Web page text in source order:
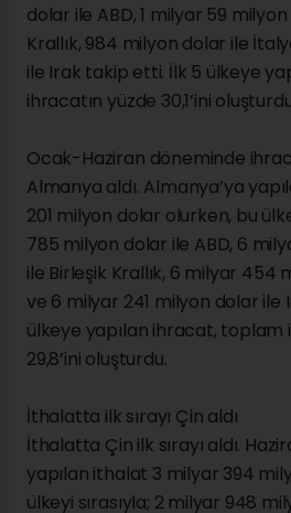
dolar ile ABD, 1 milyar 59
Krallık, 984 milyon dolar ile
ile Irak takip etti. İlk 5 ülkeye
ihracatın yüzde 30,1’ini
Ocak-Haziran döneminde
Almanya aldı. Almanya’ya
201 milyon dolar olurken, bu
785 milyon dolar ile ABD, 6
ile Birleşik Krallık, 6 milyar 454
ve 6 milyar 241 milyon dolar ile
ülkeye yapılan ihracat, toplam
29,8’ini oluşturdu.
İthalatta ilk sırayı Çin aldı
İthalatta Çin ilk sırayı aldı.
yapılan ithalat 3 milyar 394
ülkeyi sırasıyla; 2 milyar 948